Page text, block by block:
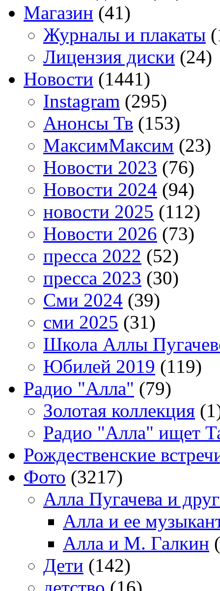
Магазин (41)
Журналы и плакаты
Лицензия диски (24)
Новости (1441)
Instagram (295)
Анонсы Тв (153)
МаксимМаксим (23)
Новости 2023 (76)
Новости 2024 (94)
новости 2025 (112)
Новости 2026 (73)
пресса 2022 (52)
пресса 2023 (30)
Сми 2024 (39)
сми 2025 (31)
Школа Аллы
Юбилей 2019 (119)
Радио "Алла" (79)
Золотая коллекция
Радио "Алла" ищет
Рождественские
Фото (3217)
Алла Пугачева и
Алла и ее
Алла и М. Галкин
Дети (142)